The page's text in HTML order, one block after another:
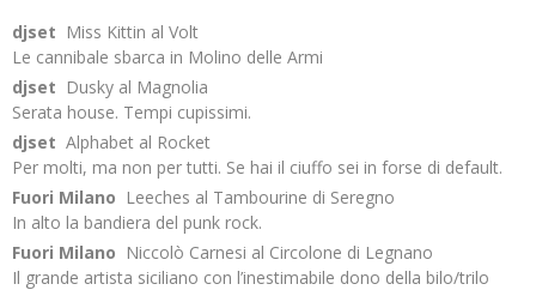
djset Miss Kittin al Volt
Le cannibale sbarca in Molino delle Armi
djset Dusky al Magnolia
Serata house. Tempi cupissimi.
djset Alphabet al Rocket
Per molti, ma non per tutti. Se hai il ciuffo sei in forse di default.
Fuori Milano Leeches al Tambourine di Seregno
In alto la bandiera del punk rock.
Fuori Milano Niccolò Carnesi al Circolone di Legnano
Il grande artista siciliano con l’inestimabile dono della bilo/trilo